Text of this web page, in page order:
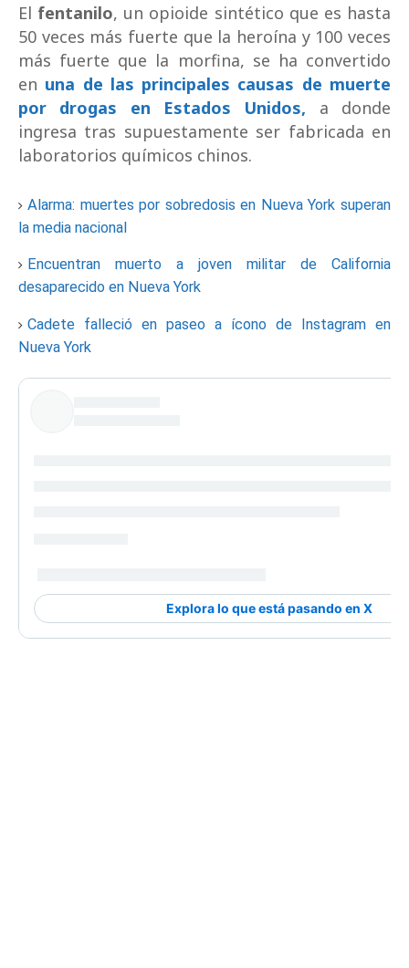
El fentanilo, un opioide sintético que es hasta
50 veces más fuerte que la heroína y 100 veces
más fuerte que la morfina, se ha convertido
en una de las principales causas de muerte
por drogas en Estados Unidos,
a donde
ingresa tras supuestamente ser fabricada en
laboratorios químicos chinos.
Alarma: muertes por sobredosis en Nueva York superan
la media nacional
Encuentran muerto a joven militar de California
desaparecido en Nueva York
Cadete falleció en paseo a ícono de Instagram en
Nueva York